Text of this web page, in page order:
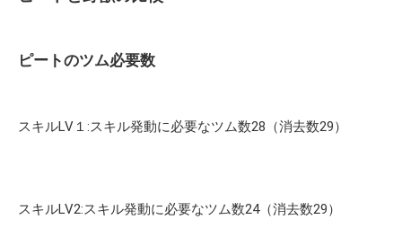
ピートのツム必要数
スキルLV１:スキル発動に必要なツム数28（消去数29）
スキルLV2:スキル発動に必要なツム数24（消去数29）